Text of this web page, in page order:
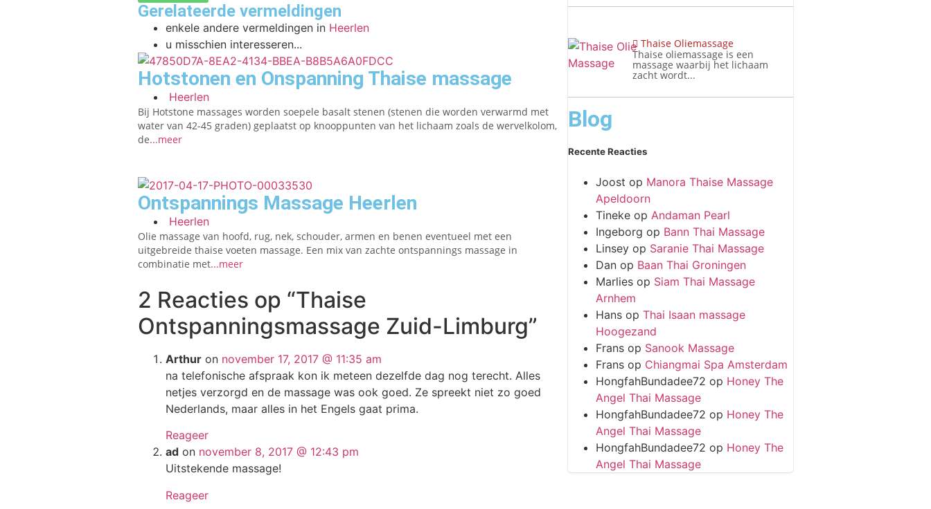
Gerelateerde vermeldingen
enkele andere vermeldingen in Heerlen
u misschien interesseren...
Hotstonen en Onspanning Thaise massage
Heerlen
Bij Hotstone massages worden soepele basalt stenen (stenen die worden verwarmd met
water van 42-45 graden) geplaatst op knooppunten van het lichaam zoals de wervelkolom,
de...meer
Ontspannings Massage Heerlen
Heerlen
Olie massage van hoofd, rug, nek, schouder, armen en benen eventueel met een
uitgebreide thaise voeten massage. Een mix van zachte ontspannings massage in
combinatie met...meer
2 Reacties op “Thaise
Ontspanningsmassage Zuid-Limburg”
Arthur on november 17, 2017 @ 11:35 am
na telefonische afspraak kon ik meteen dezelfde dag nog terecht. Alles
netjes verzorgd en de massage was ook goed. Ze spreekt niet zo goed
Nederlands, maar alles in het Engels gaat prima.
Reageer
ad on november 8, 2017 @ 12:43 pm
Uitstekende massage!
Reageer
Thaise Oliemassage
Thaise oliemassage is een
massage waarbij het lichaam
zacht wordt...
Blog
Recente Reacties
Joost op Manora Thaise Massage
Apeldoorn
Tinekeop Andaman Pearl
Ingeborg op Bann Thai Massage
Linseyop Saranie Thai Massage
Danop Baan Thai Groningen
Marliesop Siam Thai Massage
Arnhem
Hansop Thai Isaan massage
Hoogezand
Fransop Sanook Massage
Fransop Chiangmai Spa Amsterdam
HongfahBundadee72 op Honey The
Angel Thai Massage
HongfahBundadee72 op Honey The
Angel Thai Massage
HongfahBundadee72 op Honey The
Angel Thai Massage